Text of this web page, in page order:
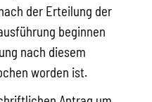
der Erteilung der
beginnen
nach diesem
worden ist.